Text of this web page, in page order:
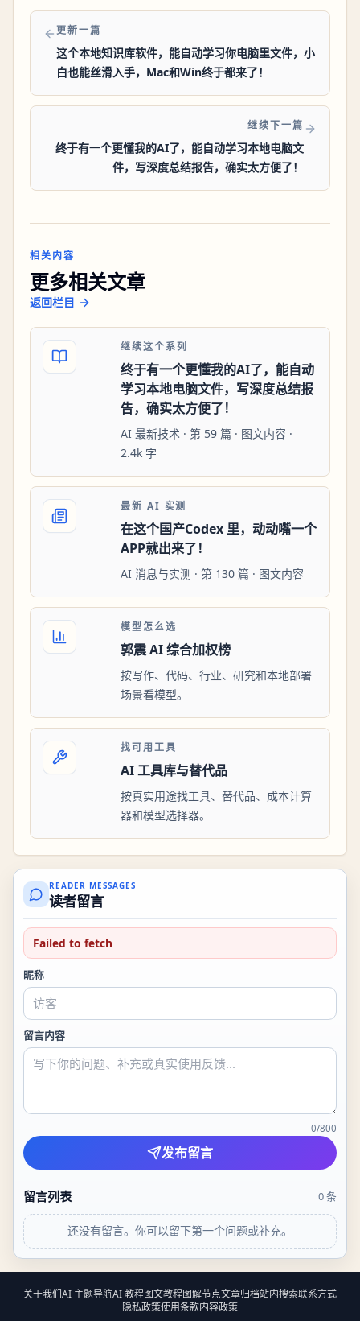
更新一篇
这个本地知识库软件，能自动学习你电脑里文件，小
白也能丝滑入手，Mac和Win终于都来了！
继续下一篇
终于有一个更懂我的AI了，能自动学习本地电脑文
件，写深度总结报告，确实太方便了！
相关内容
更多相关文章
返回栏目
继续这个系列
终于有一个更懂我的AI了，能自动
学习本地电脑文件，写深度总结报
告，确实太方便了！
AI 最新技术 · 第 59 篇 · 图文内容 ·
2.4k 字
最新 AI 实测
在这个国产Codex 里，动动嘴一个
APP就出来了！
AI 消息与实测 · 第 130 篇 · 图文内容
模型怎么选
郭震 AI 综合加权榜
按写作、代码、行业、研究和本地部署
场景看模型。
找可用工具
AI 工具库与替代品
按真实用途找工具、替代品、成本计算
器和模型选择器。
READER MESSAGES
读者留言
Failed to fetch
昵称
留言内容
0/800
发布留言
留言列表 0条
还没有留言。你可以留下第一个问题或补充。
关于我们AI 主题导航AI 教程图文教程图解节点文章归档站内搜索联系方式
隐私政策使用条款内容政策